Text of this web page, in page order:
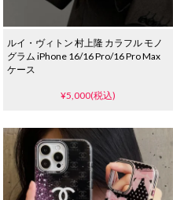
ルイ・ヴィトン 村上隆 カラフル モノ
グラム iPhone 16/16 Pro/16 Pro Max
ケース
¥5,000(税込)